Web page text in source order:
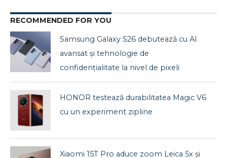
RECOMMENDED FOR YOU
Samsung Galaxy S26 debutează cu AI
avansat și tehnologie de
confidențialitate la nivel de pixeli
HONOR testează durabilitatea Magic V6
cu un experiment zipline
Xiaomi 15T Pro aduce zoom Leica 5x și